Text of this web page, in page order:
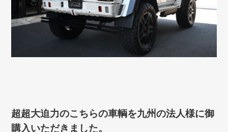
超超大迫力のこちらの車輌を九州の法人様に御
購入いただきました。